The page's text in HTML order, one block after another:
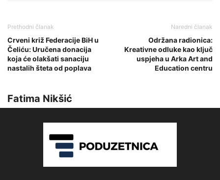
Prethodni članak
Crveni križ Federacije BiH u
Čeliću: Uručena donacija
koja će olakšati sanaciju
nastalih šteta od poplava
Naredni članak
Održana radionica:
Kreativne odluke kao ključ
uspjeha u Arka Art and
Education centru
Fatima Nikšić